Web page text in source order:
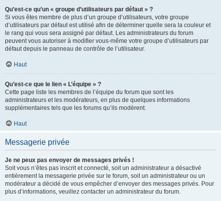
Qu’est-ce qu’un « groupe d’utilisateurs par défaut » ?
Si vous êtes membre de plus d’un groupe d’utilisateurs, votre groupe
d’utilisateurs par défaut est utilisé afin de déterminer quelle sera la couleur et
le rang qui vous sera assigné par défaut. Les administrateurs du forum
peuvent vous autoriser à modifier vous-même votre groupe d’utilisateurs par
défaut depuis le panneau de contrôle de l’utilisateur.
Haut
Qu’est-ce que le lien « L’équipe » ?
Cette page liste les membres de l’équipe du forum que sont les
administrateurs et les modérateurs, en plus de quelques informations
supplémentaires tels que les forums qu’ils modèrent.
Haut
Messagerie privée
Je ne peux pas envoyer de messages privés !
Soit vous n’êtes pas inscrit et connecté, soit un administrateur a désactivé
entièrement la messagerie privée sur le forum, soit un administrateur ou un
modérateur a décidé de vous empêcher d’envoyer des messages privés. Pour
plus d’informations, veuillez contacter un administrateur du forum.